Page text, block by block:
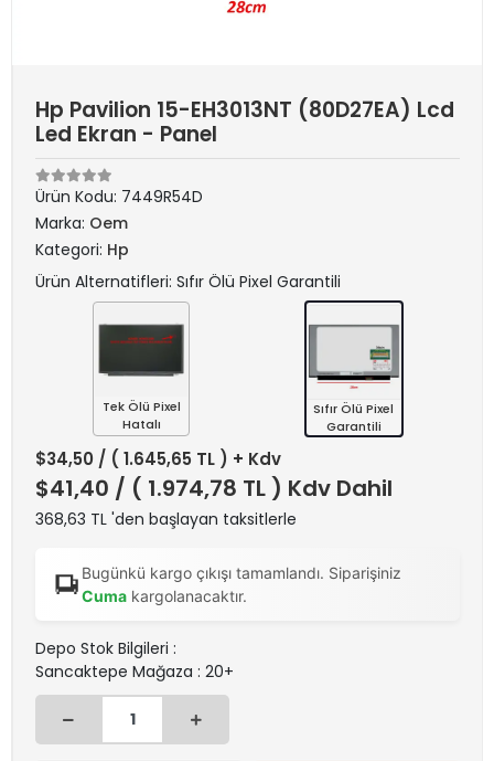
Hp Pavilion 15-EH3013NT (80D27EA) Lcd
Led Ekran - Panel
Ürün Kodu: 7449R54D
Marka: Oem
Kategori: Hp
Ürün Alternatifleri: Sıfır Ölü Pixel Garantili
Tek Ölü Pixel
Hatalı
Sıfır Ölü Pixel
Garantili
$34,50 / ( 1.645,65 TL ) + Kdv
$41,40 / ( 1.974,78 TL ) Kdv Dahil
368,63 TL 'den başlayan taksitlerle
Bugünkü kargo çıkışı tamamlandı. Siparişiniz
Cumakargolanacaktır.
Depo Stok Bilgileri :
Sancaktepe Mağaza : 20+